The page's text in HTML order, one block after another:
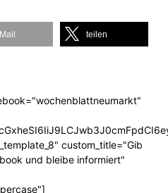
teilen
custom_title="Gib
und bleibe informiert"